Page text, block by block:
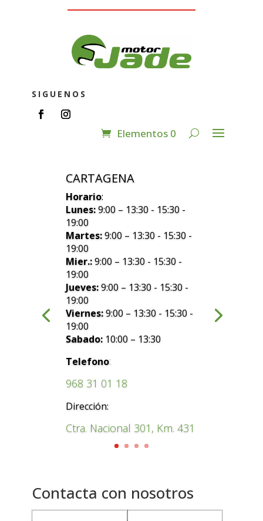
SIGUENOS
Elementos 0
CARTAGENA
Horario:
Lunes:9:00 – 13:30 - 15:30 -
19:00
Martes:9:00 – 13:30 - 15:30 -
19:00
Mier.:9:00 – 13:30 - 15:30 -
19:00
Jueves:9:00 – 13:30 - 15:30 -
19:00
Viernes:9:00 – 13:30 - 15:30 -
19:00
Sabado: 10:00 – 13:30
Telefono:
968 31 01 18
Dirección:
Ctra. Nacional 301, Km. 431
Contacta con nosotros